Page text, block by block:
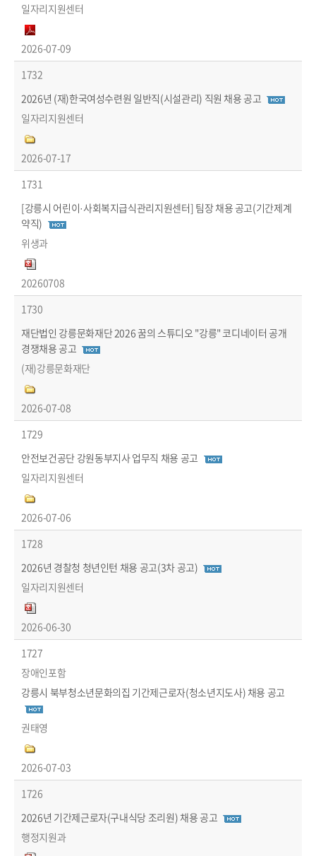
일자리지원센터
2026-07-09
1732
2026년 (재)한국여성수련원 일반직(시설관리) 직원 채용 공고
일자리지원센터
2026-07-17
1731
[강릉시 어린이·사회복지급식관리지원센터] 팀장 채용 공고(기간제계
약직)
위생과
20260708
1730
재단법인 강릉문화재단 2026 꿈의 스튜디오 "강릉" 코디네이터 공개
경쟁채용 공고
(재)강릉문화재단
2026-07-08
1729
안전보건공단 강원동부지사 업무직 채용 공고
일자리지원센터
2026-07-06
1728
2026년 경찰청 청년인턴 채용 공고(3차 공고)
일자리지원센터
2026-06-30
1727
장애인포함
강릉시 북부청소년문화의집 기간제근로자(청소년지도사) 채용 공고
권태영
2026-07-03
1726
2026년 기간제근로자(구내식당 조리원) 채용 공고
행정지원과